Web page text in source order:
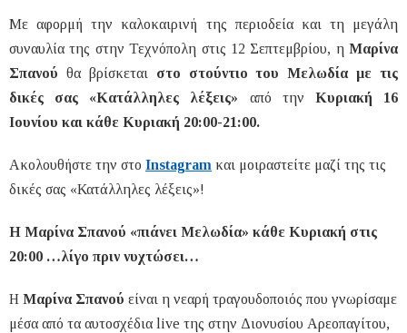
Με αφορμή την καλοκαιρινή της περιοδεία και τη μεγάλη
συναυλία της στην Τεχνόπολη στις 12 Σεπτεμβρίου, η Μαρίνα
Σπανού θα βρίσκεται στο στούντιο του Μελωδία με τις
δικές σας «Κατάλληλες λέξεις» από την Κυριακή 16
Ιουνίου και κάθε Κυριακή 20:00-21:00.
Ακολουθήστε την στο Instagram και μοιραστείτε μαζί της τις
δικές σας «Κατάλληλες λέξεις»!
Η Μαρίνα Σπανού «πιάνει Μελωδία» κάθε Κυριακή στις
20:00 …λίγο πριν νυχτώσει…
Η Μαρίνα Σπανού είναι η νεαρή τραγουδοποιός που γνωρίσαμε
μέσα από τα αυτοσχέδια live της στην Διονυσίου Αρεοπαγίτου,